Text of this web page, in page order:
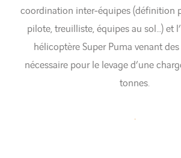
coordination inter-équipes (définition
pilote, treuilliste, équipes au sol…) et
hélicoptère Super Puma venant des
nécessaire pour le levage d’une
tonnes.
.